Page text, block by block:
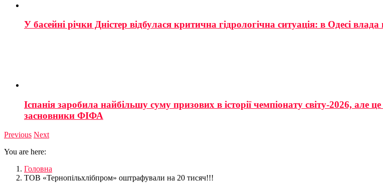
У басейні річки Дністер відбулася критична гідрологічна ситуація: в Одесі
Іспанія заробила найбільшу суму призових в історії чемпіонату світу-2026,
засновники ФІФА
Previous Next
You are here:
Головна
ТОВ «Тернопільхлібпром» оштрафували на 20 тисяч!!!